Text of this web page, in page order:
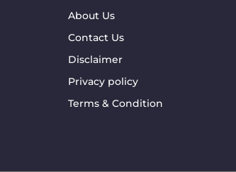
About Us
Contact Us
Disclaimer
Privacy policy
Terms & Condition